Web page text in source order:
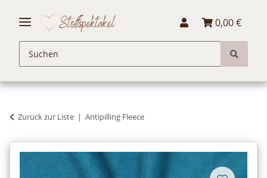
0,00 €
Zurück zur Liste Antipilling Fleece